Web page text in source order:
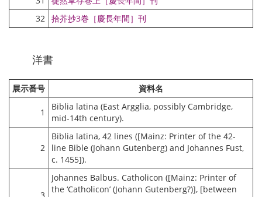
32 拾芥抄3巻［慶長年間］刊
洋書
展示番号 資料名
1
Biblia latina (East Argglia, possibly Cambridge,
mid-14th century).
2
Biblia latina, 42 lines ([Mainz: Printer of the 42-
line Bible (Johann Gutenberg) and Johannes Fust,
c. 1455]).
Johannes Balbus. Catholicon ([Mainz: Printer of
the ‘Catholicon’ (Johann Gutenberg?)], [between